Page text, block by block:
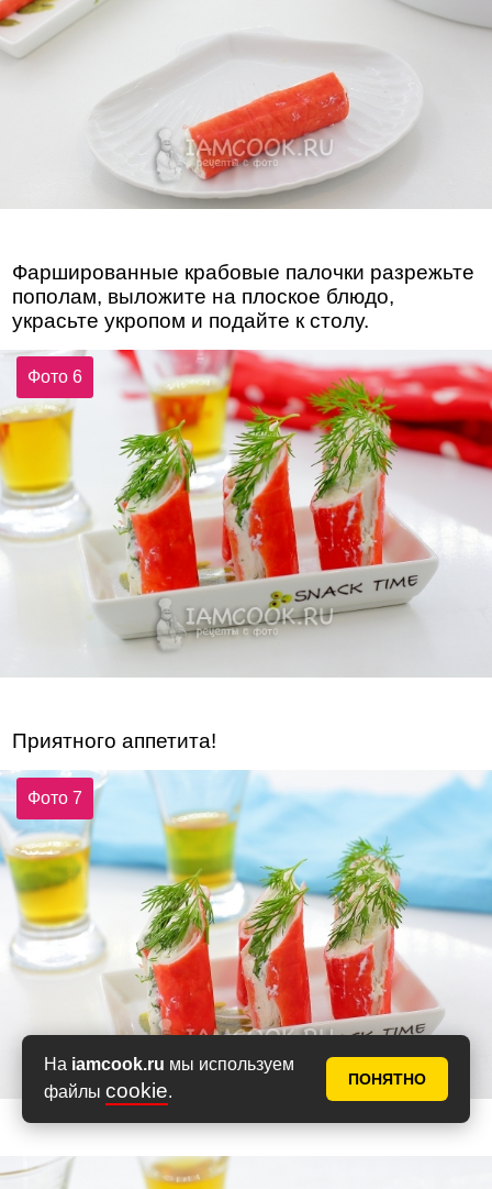
На iamcook.ru мы используем
файлы cookie.
ПОНЯТНО
Фаршированные крабовые палочки разрежьте
пополам, выложите на плоское блюдо,
украсьте укропом и подайте к столу.
Фото 6
Приятного аппетита!
Фото 7